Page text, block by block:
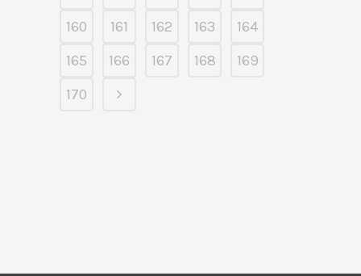
160
161 162 163
164
165
166 167 168
169
170